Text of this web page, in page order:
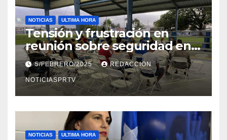
NOTICIAS ULTIMA HORA
Tensión y frustración en
reunión sobre seguridad en
Reparto Metropolitano
5/FEBRERO/2025 REDACCION
NOTICIASPRTV
NOTICIAS ULTIMA HORA